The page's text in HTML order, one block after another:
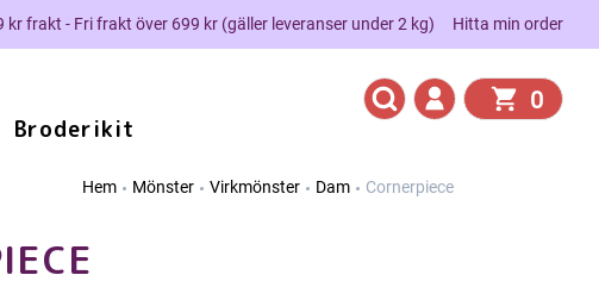
kr frakt - Fri frakt över 699 kr (gäller leveranser under 2 kg) Hitta min order
Broderikit
0
Hem Mönster Virkmönster Dam Cornerpiece